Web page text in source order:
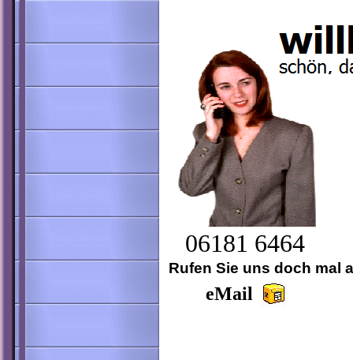
06181 6464
Rufen Sie uns doch mal
eMail